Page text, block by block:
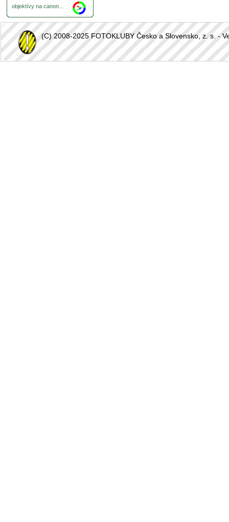
objektívy na canon...
(C) 2008-2025 FOTOKLUBY Česko a Slovensko, z. s. -